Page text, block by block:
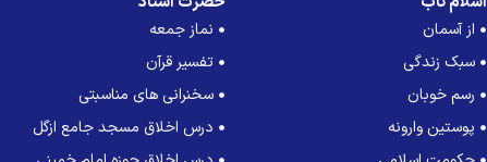
از آسمان
سبک زندگی
رسم خوبان
پوستین وارونه
نماز جمعه
تفسیر قرآن
سخنرانی های مناسبتی
درس اخلاق مسجد جامع ازگل